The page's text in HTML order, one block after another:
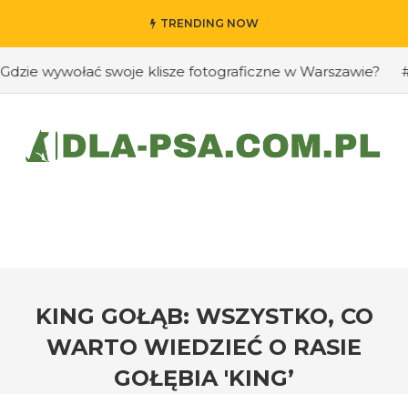
TRENDING NOW
wywołać swoje klisze fotograficzne w Warszawie? #Jak
KING GOŁĄB: WSZYSTKO, CO
WARTO WIEDZIEĆ O RASIE
GOŁĘBIA 'KING’